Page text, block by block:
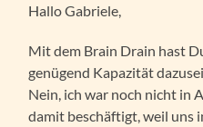
Hallo Gabriele,
Mit dem Brain Drain hast
genügend Kapazität
Nein, ich war noch nicht in
damit beschäftigt, weil uns